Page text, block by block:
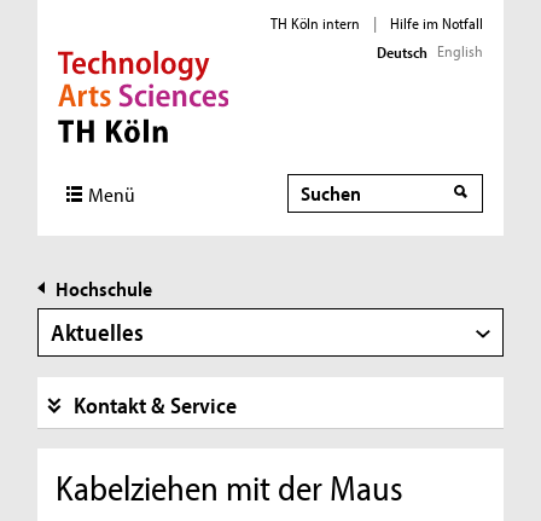
Direkt zur Hauptnavigation
Direkt zur Subnavigation
Direkt zum Inhalt
Direkt zum Fußbereich
TH Köln intern |
Hilfe im Notfall
Deutsch English
Menü Suche
Hochschule
Aktuelles
Kontakt & Service
Kabelziehen mit der Maus